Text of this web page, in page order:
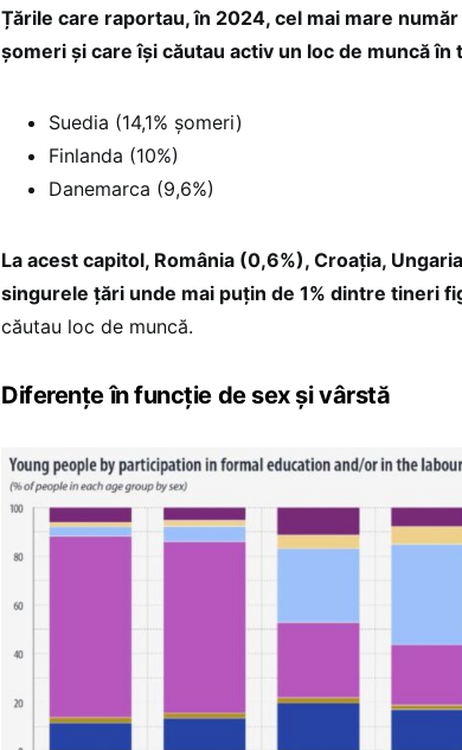
Țările care raportau, în 2024, cel mai mare
șomeri și care își căutau activ un loc de muncă
Suedia (14,1% șomeri)
Finlanda (10%)
Danemarca (9,6%)
La acest capitol, România (0,6%), Croația,
singurele țări unde mai puțin de 1% dintre tineri
căutau loc de muncă.
Diferențe în funcție de sex și vârstă